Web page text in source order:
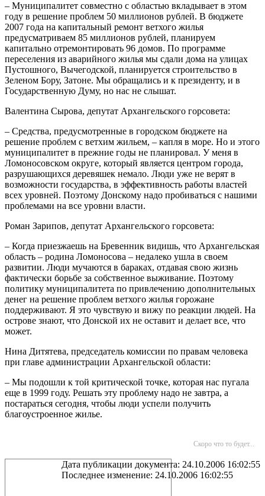
– Муниципалитет совместно с областью вкладывает в этом
году в решение проблем 50 миллионов рублей. В бюджете
2007 года на капитальный ремонт ветхого жилья
предусматриваем 85 миллионов рублей, планируем
капитально отремонтировать 96 домов. По программе
переселения из аварийного жилья мы сдали дома на улицах
Пустошного, Вычегодской, планируется строительство в
Зеленом Бору, Затоне. Мы обращались и к президенту, и в
Государственную Думу, но нас не слышат.
Валентина Сырова, депутат Архангельского горсовета:
– Средства, предусмотренные в городском бюджете на
решение проблем с ветхим жильем, – капля в море. Но и этого
муниципалитет в прежние годы не планировал. У меня в
Ломоносовском округе, который является центром города,
разрушающихся деревяшек немало. Люди уже не верят в
возможности государства, в эффективность работы властей
всех уровней. Поэтому Донскому надо пробиваться с нашими
проблемами на все уровни власти.
Роман Зарипов, депутат Архангельского горсовета:
– Когда приезжаешь на Бревенник видишь, что Архангельская
область – родина Ломоносова – недалеко ушла в своем
развитии. Люди мучаются в бараках, отдавая свою жизнь
фактически борьбе за собственное выживание. Поэтому
политику муниципалитета по привлечению дополнительных
денег на решение проблем ветхого жилья горожане
поддерживают. Я это чувствую и вижу по реакции людей. На
острове знают, что Донской их не оставит и делает все, что
может.
Нина Дитятева, председатель комиссии по правам человека
при главе администрации Архангельской области:
– Мы подошли к той критической точке, которая нас пугала
еще в 1999 году. Решать эту проблему надо не завтра, а
постараться сегодня, чтобы люди успели получить
благоустроенное жилье.
Скоро что то будет...
Дата публикации документа: 24.10.2006 16:02:55
Последнее изменение: 24.10.2006 16:02:55